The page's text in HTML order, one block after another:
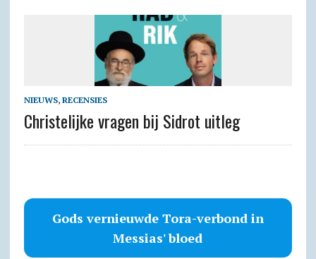
NIEUWS, RECENSIES
Christelijke vragen bij Sidrot uitleg
Gods vernieuwde Tora-verbond in
Messias' bloed